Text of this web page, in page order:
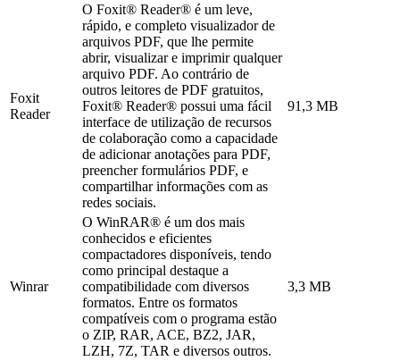
Foxit
Reader
O Foxit® Reader® é um leve,
rápido, e completo visualizador de
arquivos PDF, que lhe permite
abrir, visualizar e imprimir qualquer
arquivo PDF. Ao contrário de
outros leitores de PDF gratuitos,
Foxit® Reader® possui uma fácil
interface de utilização de recursos
de colaboração como a capacidade
de adicionar anotações para PDF,
preencher formulários PDF, e
compartilhar informações com as
redes sociais.
91,3 MB
Winrar
O WinRAR® é um dos mais
conhecidos e eficientes
compactadores disponíveis, tendo
como principal destaque a
compatibilidade com diversos
formatos. Entre os formatos
compatíveis com o programa estão
o ZIP, RAR, ACE, BZ2, JAR,
LZH, 7Z, TAR e diversos outros.
3,3 MB